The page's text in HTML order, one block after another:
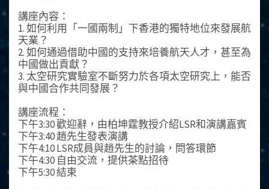
講座內容：
1. 如何利用「一國兩制」下香港的獨特地位來發展航
天業？
2. 如何通過借助中國的支持來培養航天人才，甚至為
中國做出貢獻？
3. 太空研究實驗室不斷努力於各項太空研究上，能否
與中國合作共同發展？
講座流程：
下午3:30 歡迎辭，由柏坤霆教授介紹LSR和演講嘉賓
下午3:40 趙先生發表演講
下午4:10 LSR成員與趙先生的討論，問答環節
下午4:30 自由交流，提供茶點招待
下午5:30 結束